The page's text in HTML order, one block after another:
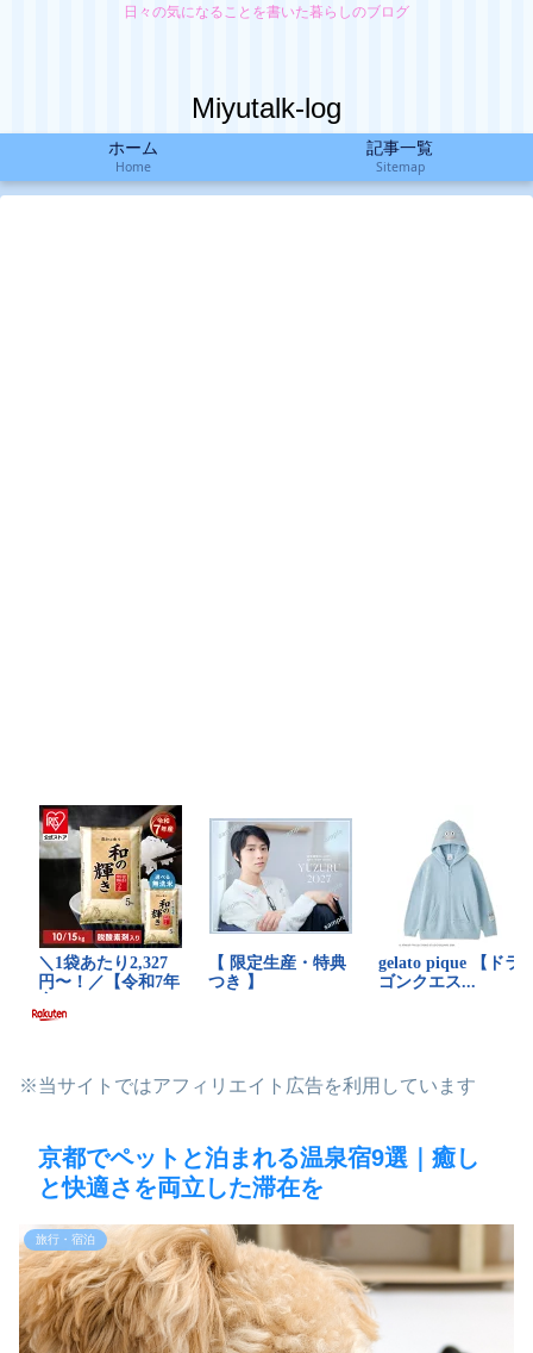
日々の気になることを書いた暮らしのブログ
Miyutalk-log
ホーム
Home
記事一覧
Sitemap
※当サイトではアフィリエイト広告を利用しています
京都でペットと泊まれる温泉宿9選｜癒し
と快適さを両立した滞在を
旅行・宿泊